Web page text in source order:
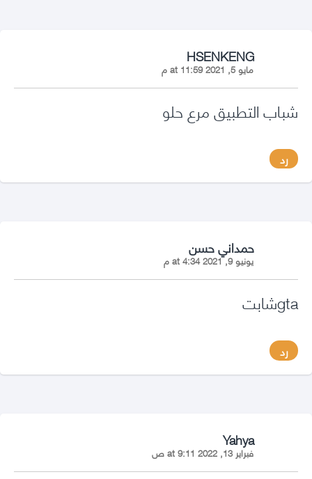
HSENKENG
مايو 5, 2021 at 11:59 م
شباب التطبيق مرع حلو
رد
حمداني حسنsays: يونيو 9, 2021 at 4:34 م
gtaشابت
رد
Yahya
says: فبراير 13, 2022 at 9:11 ص